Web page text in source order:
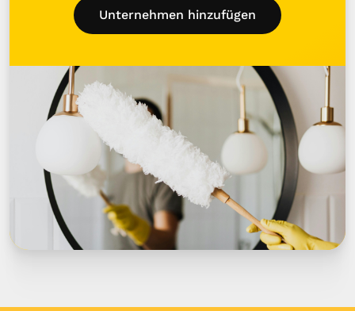
Unternehmen hinzufügen